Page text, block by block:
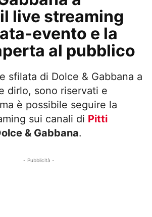
live streaming
evento e la
al pubblico
sfilata di Dolce & Gabbana a
dirlo, sono riservati e
è possibile seguire la
sui canali di Pitti
& Gabbana.
- Pubblicità -